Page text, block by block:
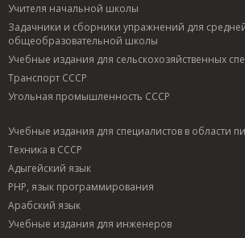
Учителя начальной школы
Задачники и сборники упражнений для
общеобразовательной школы
Учебные издания для сельскохозяйственных
Транспорт СССР
Угольная промышленность СССР
Учебные издания для специалистов в области
Техника в СССР
Адыгейский язык
PHP, язык программирования
Арабский язык
Учебные издания для инженеров